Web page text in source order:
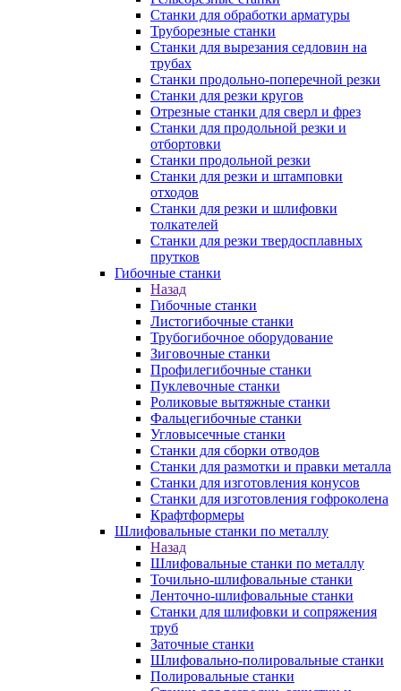
Станки для обработки арматуры
Труборезные станки
Станки для вырезания седловин на
трубаx
Станки продольно-поперечной резки
Станки для резки кругов
Отрезные станки для сверл и фрез
Станки для продольной резки и
отбортовки
Станки продольной резки
Станки для резки и штамповки
отходов
Станки для резки и шлифовки
толкателей
Станки для резки твердосплавных
прутков
Гибочные станки
Назад
Гибочные станки
Листогибочные станки
Трубогибочное оборудование
Зиговочные станки
Профилегибочные станки
Пуклевочные станки
Роликовые вытяжные станки
Фальцегибочные станки
Угловысечные станки
Станки для сборки отводов
Станки для размотки и правки металла
Станки для изготовления конусов
Станки для изготовления гофроколена
Крафтформеры
Шлифовальные станки по металлу
Назад
Шлифовальные станки по металлу
Точильно-шлифовальные станки
Ленточно-шлифовальные станки
Станки для шлифовки и сопряжения
труб
Заточные станки
Шлифовально-полировальные станки
Полировальные станки